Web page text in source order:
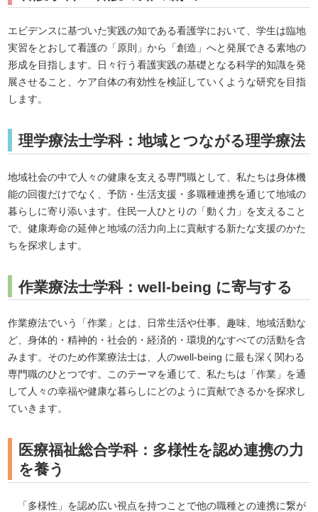
エビデンスに基づいた実践の知である看護学において、学生は臨地
実習をとおして看護の「原則」から「創造」へと発展できる素地の
形成を目指します。日々行う看護実践の基礎となる科学的知識を発
展させること、ケア自体の有効性を検証していくような研究を目指
します。
理学療法士学科：地域とつながる理学療法
地域社会の中で人々の健康を支える専門職として、私たちは身体機
能の回復だけでなく、予防・生活支援・多職種連携を通じて地域の
暮らしに寄り添います。住民一人ひとりの「動く力」を支えること
で、健康寿命の延伸と地域の活力向上に貢献する新たな支援のかた
ちを探求します。
作業療法士学科：well-being に寄与する
作業療法でいう「作業」とは、日常生活や仕事、趣味、地域活動な
ど、身体的・精神的・社会的・経済的・環境的なすべての活動を含
みます。そのため作業療法士は、人のwell-being に最も深く関わる
専門職のひとつです。このテーマを通じて、私たちは「作業」を通
して人々の幸福や健康な暮らしにどのように貢献できるかを探求し
ていきます。
医療福祉総合学科：多様性を認め連携の力
を養う
「多様性」を認め広い視点を持つことで他の職種との連携に繋が